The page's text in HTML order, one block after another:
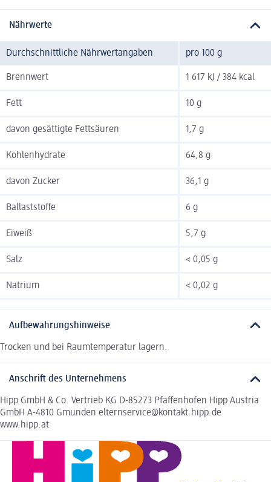
Nährwerte
Durchschnittliche Nährwertangaben pro 100 g
Brennwert 1 617 kJ / 384 kcal
Fett 10 g
davon gesättigte Fettsäuren 1,7 g
Kohlenhydrate 64,8 g
davon Zucker 36,1 g
Ballaststoffe 6 g
Eiweiß 5,7 g
Salz < 0,05 g
Natrium < 0,02 g
Aufbewahrungshinweise
Trocken und bei Raumtemperatur lagern.
Anschrift des Unternehmens
Hipp GmbH & Co. Vertrieb KG D-85273 Pfaffenhofen Hipp Austria
GmbH A-4810 Gmunden elternservice@kontakt.hipp.de
www.hipp.at